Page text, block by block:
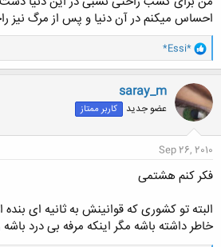
احساس میکنم در آن دنیا و پس از مرگ نیز
و
ا
ک
ن
ش
ه
ا
*Essi*
saray_m
عضو جدید کاربر ممتاز
Sep 26, 2010
فکر کنم هشتمی
البته تو کشوری که قوانینش به ثانیه ای
خاطر داشته باشه مگر اینکه مرفه بی درد باشه